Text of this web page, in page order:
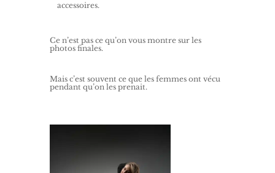
accessoires.
Ce n’est pas ce qu’on vous montre sur les
photos finales.
Mais c’est souvent ce que les femmes ont vécu
pendant qu’on les prenait.